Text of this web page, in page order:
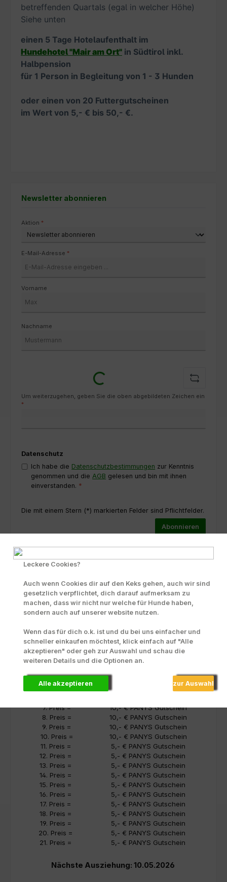
betreffenden Quartals (egal in welcher Höhe)
Siehe unten
einen 5 Tage Hotelaufenthalt im
Hundehotel "Mair am Ort" in Südtirol inkl.
Halbpension
für 1 Person in Begleitung von 1 - 3 Hunden
oder einen von 20 Futtergutscheinen
im Wert von 5,- € bis 50,- €.
Newsletter abonnieren
Aktion *
E-Mail-Adresse *
Vorname
Nachname
Loading...
Um weiterzugehen, geben Sie die oben abgebildeten Zeichen ein
*
Datenschutz
Ich habe die Datenschutzbestimmungen zur Kenntnis
genommen und dieAGB gelesen und bin mit ihnen
einverstanden. *
Die mit einem Stern (*) markierten Felder sind Pflichtfelder.
Abonnieren
am 10.02.+ 10.05. + 10.07. + 10.11. folgende Preise
und als
Hauptpreis einen 5 Tage Hotelaufenthalt im
Hundehotel "Mair am Ort" in Südtirol
mit HP und 1 - 3 Hunde übernachten gratis.
1. Preis =
2. Preis =
5. Preis =
7. Preis =
8. Preis =
9. Preis =
10. Preis =
11. Preis =
12. Preis =
13. Preis =
14. Preis =
15. Preis =
16. Preis =
17. Preis =
18. Preis =
19. Preis =
20. Preis =
21. Preis =
5 Tg. im Hotel Mair am Ort
50,- € PANYS Gutschein
20,- € PANYS Gutschein
15,- € PANYS Gutschein
10,- € PANYS Gutschein
10,- € PANYS Gutschein
10,- € PANYS Gutschein
10,- € PANYS Gutschein
5,- € PANYS Gutschein
5,- € PANYS Gutschein
5,- € PANYS Gutschein
5,- € PANYS Gutschein
5,- € PANYS Gutschein
5,- € PANYS Gutschein
5,- € PANYS Gutschein
5,- € PANYS Gutschein
5,- € PANYS Gutschein
5,- € PANYS Gutschein
5,- € PANYS Gutschein
Nächste Ausziehung: 10.05.2026
Leckere Cookies?
Auch wenn Cookies dir auf den Keks gehen, auch wir sind
gesetzlich verpflichtet, dich darauf aufmerksam zu
machen, dass wir nicht nur welche für Hunde haben,
sondern auch auf unserer website nutzen.
Wenn das für dich o.k. ist und du bei uns einfacher und
schneller einkaufen möchtest, klick einfach auf "Alle
akzeptieren" oder geh zur Auswahl und schau die
weiteren Details und die Optionen an.
Alle akzeptieren zur Auswahl